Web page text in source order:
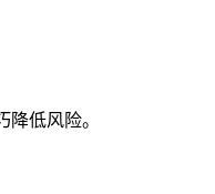
低风险。